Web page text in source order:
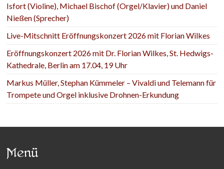
Isfort (Violine), Michael Bischof (Orgel/Klavier) und Daniel
Nießen (Sprecher)
Live-Mitschnitt Eröffnungskonzert 2026 mit Florian Wilkes
Eröffnungskonzert 2026 mit Dr. Florian Wilkes, St. Hedwigs-
Kathedrale, Berlin am 17.04, 19 Uhr
Markus Müller, Stephan Kümmeler – Vivaldi und Telemann für
Trompete und Orgel inklusive Drohnen-Erkundung
Menü